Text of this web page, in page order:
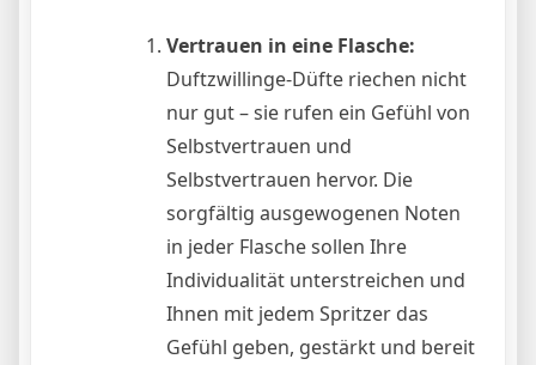
Vertrauen in eine Flasche:
Duftzwillinge-Düfte riechen nicht
nur gut – sie rufen ein Gefühl von
Selbstvertrauen und
Selbstvertrauen hervor. Die
sorgfältig ausgewogenen Noten
in jeder Flasche sollen Ihre
Individualität unterstreichen und
Ihnen mit jedem Spritzer das
Gefühl geben, gestärkt und bereit